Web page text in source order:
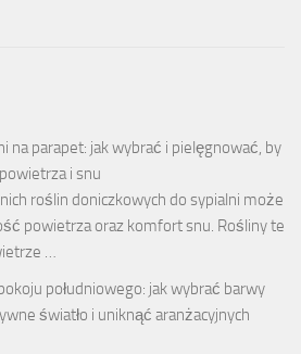
na parapet: jak wybrać i pielęgnować, by
i snu
roślin doniczkowych do sypialni może
powietrza oraz komfort snu. Rośliny te
…
południowego: jak wybrać barwy
światło i uniknąć aranżacyjnych